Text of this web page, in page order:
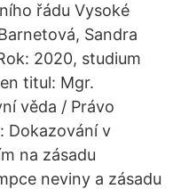
řádu Vysoké
Sandra
2020, studium
titul: Mgr.
věda / Právo
Dokazování v
na zásadu
neviny a zásadu